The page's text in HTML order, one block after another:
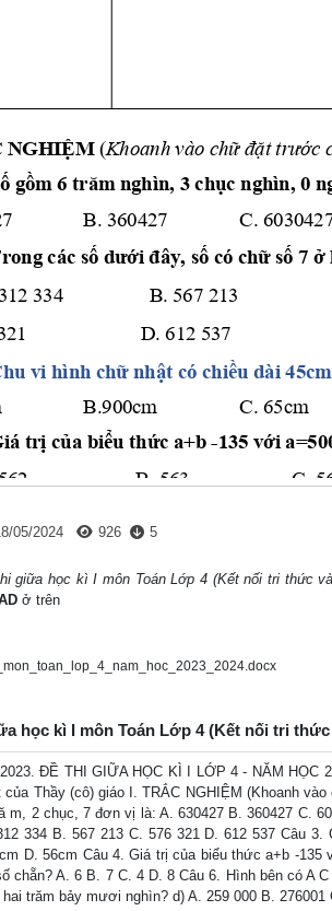
05/2024 926 5
giữa học kì I môn Toán Lớp 4 (Kết nối tri thức
ở trên
học kì I môn Toán Lớp 4 (Kết nối tri thức
ĐỀ THI GIỮA HỌC KÌ I LỚP 4 - NĂM HỌC
Thầy (cô) giáo I. TRẮC NGHIỆM (Khoanh
m, 2 chục, 7 đơn vị là: A. 630427 B. 360427 C.
334 B. 567 213 C. 576 321 D. 612 537 Câu
D. 56cm Câu 4. Giá trị của biểu thức a+b -
chẵn? A. 6 B. 7 C. 4 D. 8 Câu 6. Hình bên có A
trăm bảy mươi nghìn? d) A. 259 000 B. 276001